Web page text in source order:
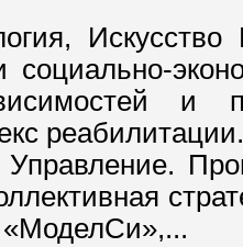
социально-
и
реабилитации.